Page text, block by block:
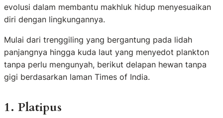
evolusi dalam membantu makhluk hidup menyesuaikan
diri dengan lingkungannya.
Mulai dari trenggiling yang bergantung pada lidah
panjangnya hingga kuda laut yang menyedot plankton
tanpa perlu mengunyah, berikut delapan hewan tanpa
gigi berdasarkan laman Times of India.
1. Platipus